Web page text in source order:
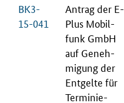
BK3-
15-041
An­trag der E-
Plus Mo­bil­
funk GmbH
auf Ge­neh­
mi­gung der
Ent­gel­te für
Ter­mi­nie­